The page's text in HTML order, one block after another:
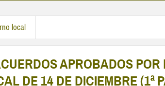
local
APROBADOS POR
DE 14 DE DICIEMBRE (1ª